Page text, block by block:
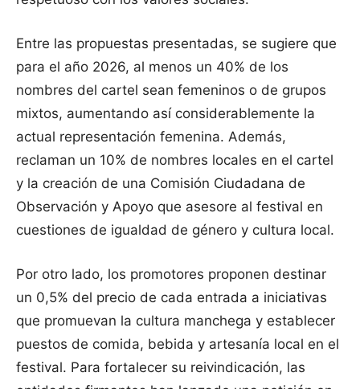
Entre las propuestas presentadas, se sugiere que
para el año 2026, al menos un 40% de los
nombres del cartel sean femeninos o de grupos
mixtos, aumentando así considerablemente la
actual representación femenina. Además,
reclaman un 10% de nombres locales en el cartel
y la creación de una Comisión Ciudadana de
Observación y Apoyo que asesore al festival en
cuestiones de igualdad de género y cultura local.
Por otro lado, los promotores proponen destinar
un 0,5% del precio de cada entrada a iniciativas
que promuevan la cultura manchega y establecer
puestos de comida, bebida y artesanía local en el
festival. Para fortalecer su reivindicación, las